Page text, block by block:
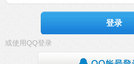
登录
或使用QQ登录